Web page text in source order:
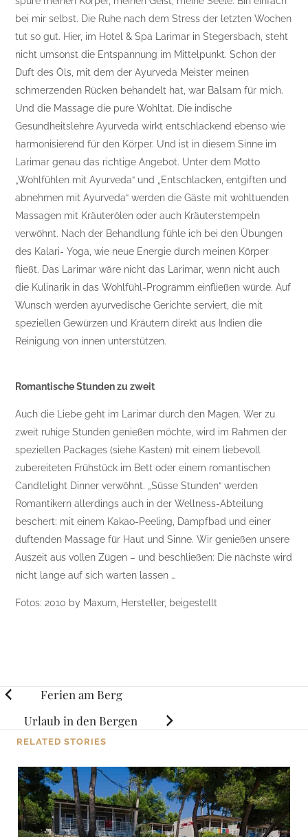
bei mir selbst. Die Ruhe nach dem Stress der letzten Wochen
tut so gut. Hier, im Hotel & Spa Larimar in Stegersbach, steht
nicht umsonst die Entspannung im Mittelpunkt. Schon der
Duft des Öls, mit dem der Ayurveda Meister meinen
schmerzenden Rücken behandelt hat, war Balsam für mich.
Und die Massage die pure Wohltat. Die indische
Gesundheitslehre Ayurveda wirkt entschlackend ebenso wie
harmonisierend für den Körper. Und ist in diesem Sinne im
Larimar genau das richtige Angebot. Unter dem Motto
„Wohlfühlen mit Ayurveda“ und „Entschlacken, entgiften und
abnehmen mit Ayurveda“ werden die Gäste mit wohltuenden
Massagen mit Kräuterölen oder auch Kräuterstempeln
verwöhnt. Nach der Behandlung fühle ich bei den Übungen
des Kalari- Yoga, wie neue Energie durch meinen Körper
fließt. Das Larimar wäre nicht das Larimar, wenn nicht auch
die Kulinarik in das Wohlfühl-Programm einfließen würde. Auf
Wunsch werden ayurvedische Gerichte serviert, die mit
speziellen Gewürzen und Kräutern direkt aus Indien die
Reinigung von innen unterstützen.
Romantische Stunden zu zweit
Auch die Liebe geht im Larimar durch den Magen. Wer zu
zweit ruhige Stunden genießen möchte, wird im Rahmen der
speziellen Packages (siehe Kasten) mit einem liebevoll
zubereiteten Frühstück im Bett oder einem romantischen
Candlelight Dinner verwöhnt. „Süsse Stunden“ werden
Romantikern allerdings auch in der Wellness-Abteilung
beschert: mit einem Kakao-Peeling, Dampfbad und einer
duftenden Massage für Haut und Sinne. Wir genießen unsere
Auszeit aus vollen Zügen – und beschließen: Die nächste wird
nicht lange auf sich warten lassen …
Fotos: 2010 by Maxum, Hersteller, beigestellt
Posts
navigation
Ferien am Berg
Urlaub in den Bergen
RELATED STORIES